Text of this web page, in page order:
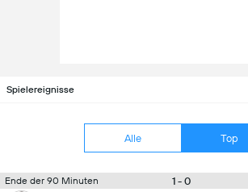
Spielereignisse
Alle Top
Ende der 90 Minuten 1 - 0